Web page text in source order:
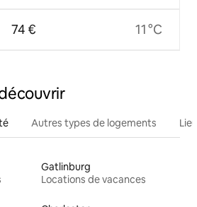
74 € 11 °C
Autres types de logements
Gatlinburg
Locations de vacances